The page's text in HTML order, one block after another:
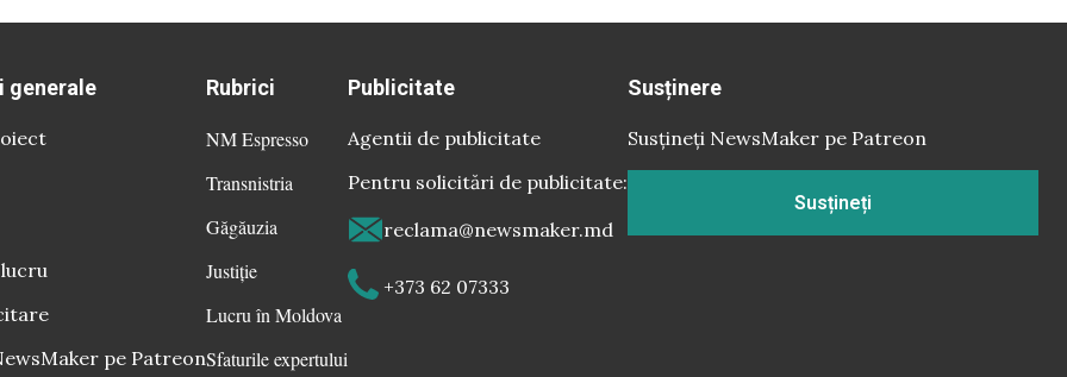
generale
pe Patreon
Rubrici
NM Espresso
Transnistria
Găgăuzia
Justiție
Lucru în Moldova
Sfaturile expertului
Publicitate
Agentii de publicitate
Pentru solicitări de publicitate:
reclama@newsmaker.md
+373 62 07333
Susținere
Susțineți NewsMaker pe Patreon
Susțineți